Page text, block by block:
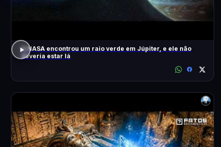
A NASA encontrou um raio verde em Júpiter, e ele não
deveria estar lá